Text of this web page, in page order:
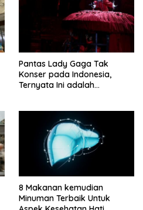
Pantas Lady Gaga Tak
Konser pada Indonesia,
Ternyata Ini adalah
8 Makanan kemudian
Minuman Terbaik Untuk